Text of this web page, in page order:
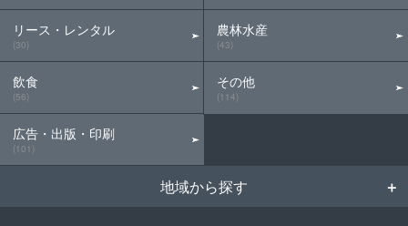
リース・レンタル
(30)
飲食
(56)
広告・出版・印刷
(101)
農林水産
(43)
その他
(114)
地域から探す